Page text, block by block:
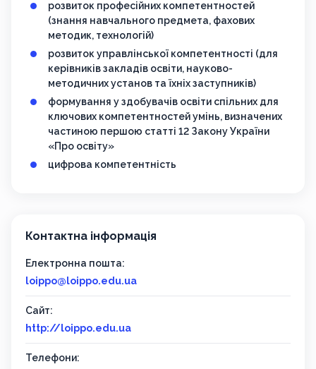
розвиток професійних компетентностей
(знання навчального предмета, фахових
методик, технологій)
розвиток управлінської компетентності (для
керівників закладів освіти, науково-
методичних установ та їхніх заступників)
формування у здобувачів освіти спільних для
ключових компетентностей умінь, визначених
частиною першою статті 12 Закону України
«Про освіту»
цифрова компетентність
Контактна інформація
Електронна пошта:
loippo@loippo.edu.ua
Сайт:
http://loippo.edu.ua
Телефони: